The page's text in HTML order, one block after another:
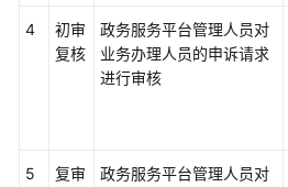
指
标
设
4
初审
复核
政务服务平台管理人员对
业务办理人员的申诉请求
进行审核
5
复审
政务服务平台管理人员对